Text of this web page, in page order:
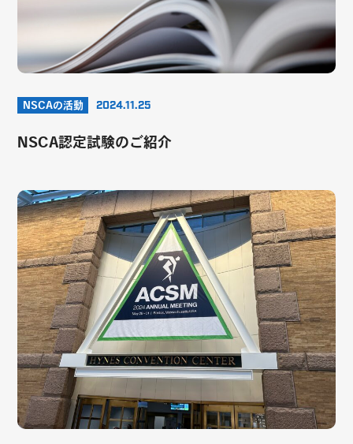
NSCAの活動 2024.11.25
NSCA認定試験のご紹介